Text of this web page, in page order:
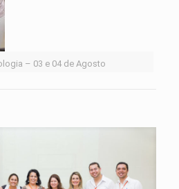
– 03 e 04 de Agosto